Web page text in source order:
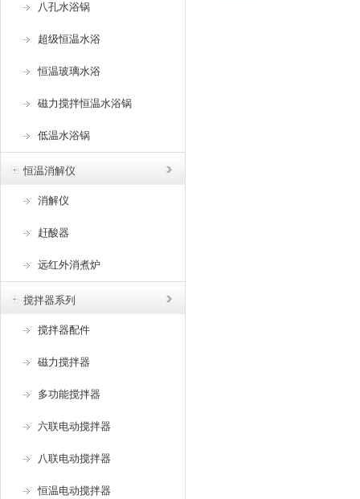
八孔水浴锅
超级恒温水浴
恒温玻璃水浴
磁力搅拌恒温水浴锅
低温水浴锅
恒温消解仪
消解仪
赶酸器
远红外消煮炉
搅拌器系列
搅拌器配件
磁力搅拌器
多功能搅拌器
六联电动搅拌器
八联电动搅拌器
恒温电动搅拌器